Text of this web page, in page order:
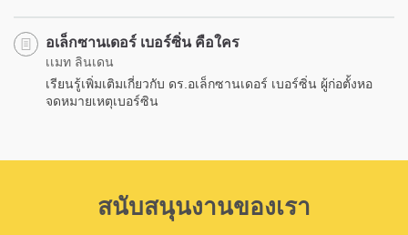
อเล็กซานเดอร์ เบอร์ซิ่น คือใคร
เเมท ลินเดน
เรียนรู้เพิ่มเติมเกี่ยวกับ ดร.อเล็กซานเดอร์ เบอร์ซิ่น ผู้ก่อตั้งหอ
จดหมายเหตุเบอร์ซิน
สนับสนุนงานของเรา